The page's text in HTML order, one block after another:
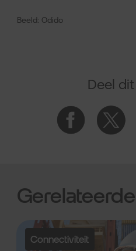
Beeld: Odido
Deel
Connectiviteit